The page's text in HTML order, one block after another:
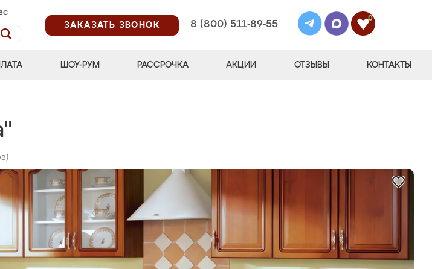
ЗАКАЗАТЬ ЗВОНОК
8 (800) 511-89-55
0
ШОУ-РУМ РАССРОЧКА АКЦИИ ОТЗЫВЫ КОНТАКТЫ